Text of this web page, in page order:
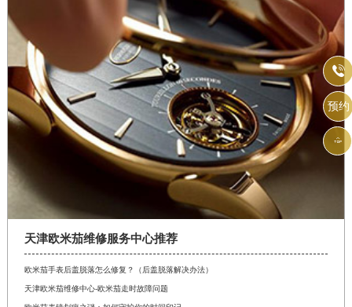
天津欧米茄维修服务中心推荐
欧米茄手表后盖脱落怎么修复？（后盖脱落解决办法）
天津欧米茄维修中心-欧米茄走时故障问题

预约
